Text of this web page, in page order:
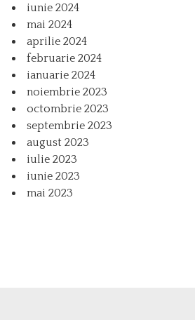
iunie 2024
mai 2024
aprilie 2024
februarie 2024
ianuarie 2024
noiembrie 2023
octombrie 2023
septembrie 2023
august 2023
iulie 2023
iunie 2023
mai 2023